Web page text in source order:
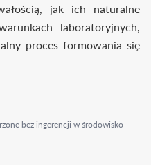
jak ich naturalne
laboratoryjnych,
proces formowania się
bez ingerencji w środowisko